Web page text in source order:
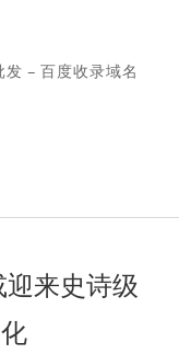
发 – 百度收录域名
来史诗级